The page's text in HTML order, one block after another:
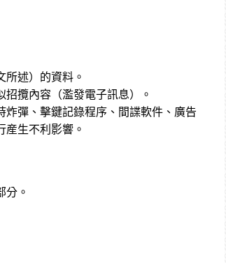
述）的資料。
攬內容（濫發電子訊息）。
彈、擊鍵記錄程序、間諜軟件、廣告
生不利影響。
分。